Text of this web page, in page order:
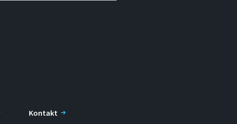
Kontakt